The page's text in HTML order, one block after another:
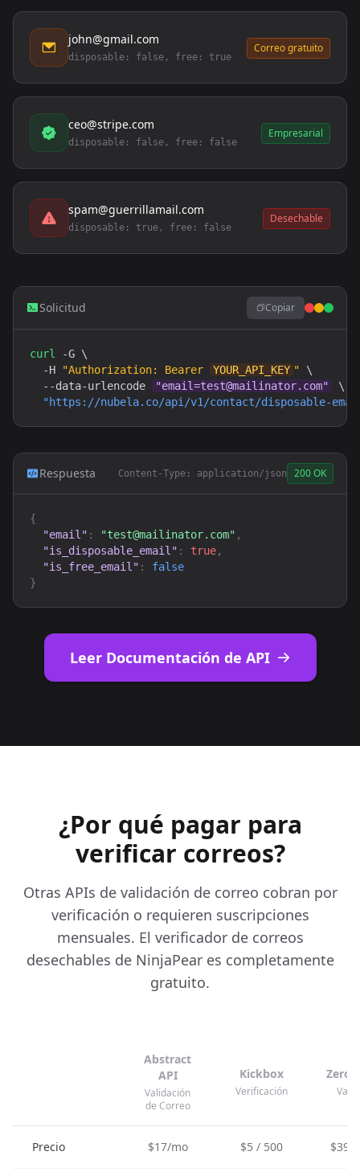
john@gmail.com
disposable: false, free: true
Correo gratuito
ceo@stripe.com
disposable: false, free: false
Empresarial
spam@guerrillamail.com
disposable: true, free: false
Desechable
Solicitud Copiar
curl
-G \
  -H
"Authorization: Bearer YOUR_API_KEY " \
  --data-urlencode
"email=test@mailinator.com"
\
"https://nubela.co/api/v1/contact/disposable-
Respuesta Content-Type: application/json 200 OK
{
"email" : "test@mailinator.com" ,
"is_disposable_email" : true,
"is_free_email" :
false
}
Leer Documentación de API
¿Por qué pagar para
verificar correos?
Otras APIs de validación de correo cobran por
verificación o requieren suscripciones
mensuales. El verificador de correos
desechables de NinjaPear es completamente
gratuito.
Abstract
API
Validación
de Correo
Kickbox
Verificación
Precio $17/mo $5 / 500 $39 /